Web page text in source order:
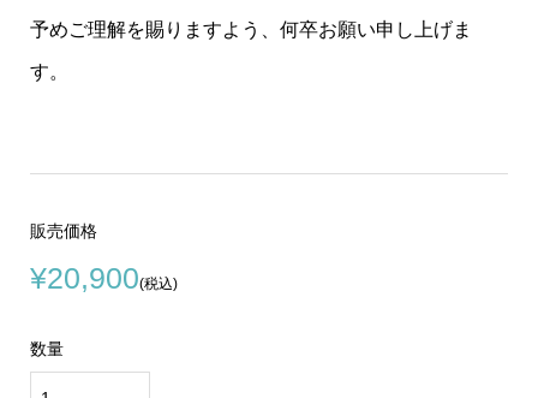
予めご理解を賜りますよう、何卒お願い申し上げま
す。
販売価格
¥20,900(税込)
数量